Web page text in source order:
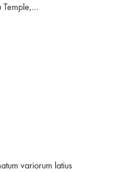
variorum latius